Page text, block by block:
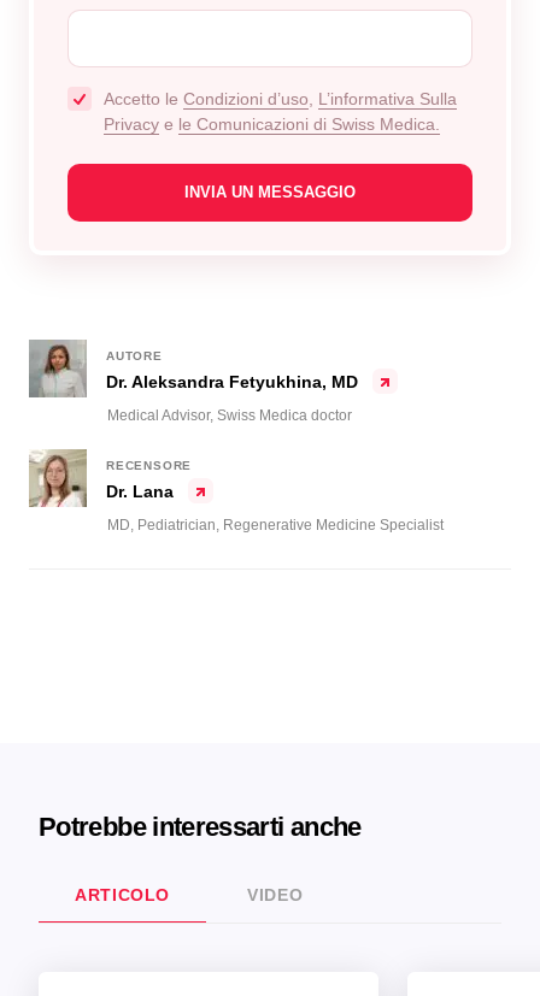
Accetto le Condizioni d’uso
L’informativa Sulla
Privacy e le Comunicazioni di Swiss Medica.
Dr. Aleksandra Fetyukhina, MD
AUTORE
Medical Advisor, Swiss Medica doctor
Dr. Lana
RECENSORE
MD, Pediatrician, Regenerative Medicine Specialist
Potrebbe interessarti anche
ARTICOLO VIDEO